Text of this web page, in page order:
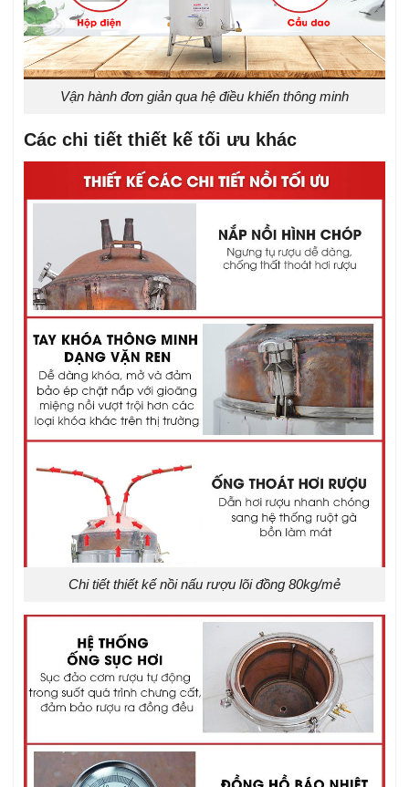
Vận hành đơn giản qua hệ điều khiển thông minh
Các chi tiết thiết kế tối ưu khác
Chi tiết thiết kế nồi nấu rượu lõi đồng 80kg/mẻ